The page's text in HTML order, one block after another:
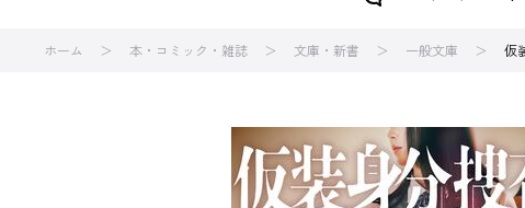
ホーム 本・コミック・雑誌 文庫・新書 一般文庫 仮